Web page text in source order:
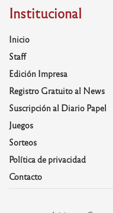
Institucional
Inicio
Staff
Edición Impresa
Registro Gratuito al News
Suscripción al Diario Papel
Juegos
Sorteos
Política de privacidad
Contacto